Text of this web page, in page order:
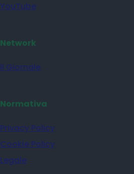
YouTube
Network
il Giornale
Normativa
Privacy Policy
Cookie Policy
Legale